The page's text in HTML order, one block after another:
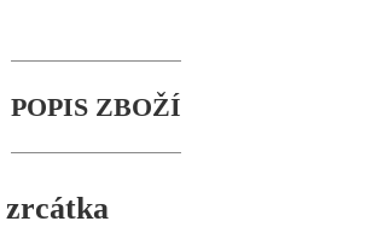
POPIS ZBOŽÍ